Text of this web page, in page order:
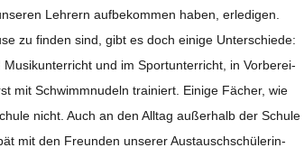
Leh­rern auf­be­kom­men haben, erle­di­gen.
zu fin­den sind, gibt es doch einige Unter­schiede:
und im Sport­un­ter­richt, in Vor­be­rei­
mit Schwimm­nu­deln trai­niert. Einige Fächer, wie
nicht. Auch an den All­tag außer­halb der Schule
mit den Freun­den unse­rer Aus­tausch­schü­le­rin­